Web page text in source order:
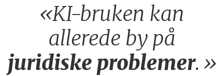
«KI-bruken kan
allerede by på
juridiske problemer.»